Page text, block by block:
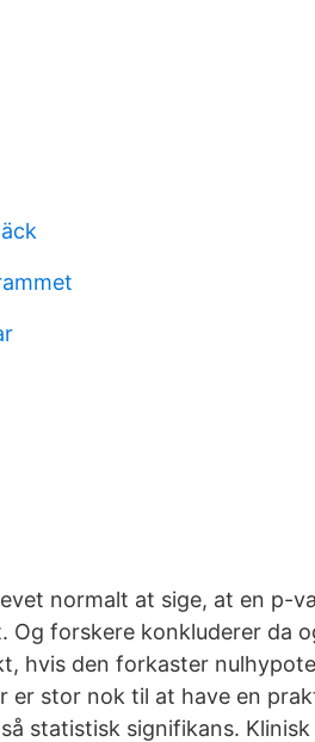
normalt at sige, at en p-
Og forskere konkluderer da
hvis den forkaster
er stor nok til at have en
statistisk signifikans.